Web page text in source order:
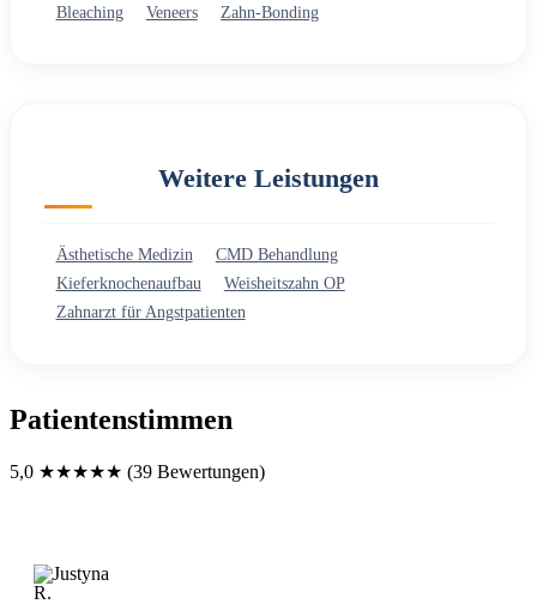
Bleaching Veneers Zahn-Bonding
Weitere Leistungen
Ästhetische Medizin
CMD Behandlung
Kieferknochenaufbau
Weisheitszahn OP
Zahnarzt für Angstpatienten
Patientenstimmen
5,0 ★★★★★ (39 Bewertungen)